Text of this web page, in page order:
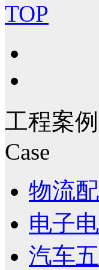
TOP
工程案例
Case
物流
电子
汽车